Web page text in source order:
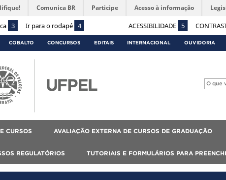
3 Ir para o rodapé 4 ACESSIBILIDADE 5
Comunica BR Participe Acesso à informação
COBALTO CONCURSOS EDITAIS INTERNACIONAL OUVIDORIA
CURSOS AVALIAÇÃO EXTERNA DE CURSOS DE GRADUAÇÃO
REGULATÓRIOS TUTORIAIS E FORMULÁRIOS PARA